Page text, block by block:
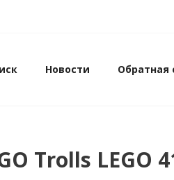
Новости Обратная
Trolls LEGO